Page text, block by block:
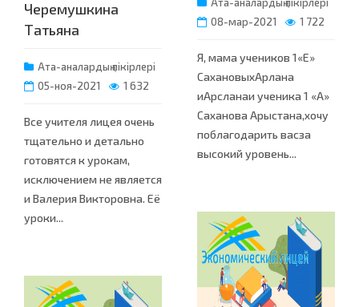
Черемушкина
Татьяна
Ата-аналардың пікірлері
05-ноя-2021
1 632
Все учителя лицея очень
тщательно и детально
готовятся к урокам,
исключением не является
и Валерия Викторовна. Её
уроки...
08-мар-2021
1 722
Я, мама учеников 1«Е»
СахановыхАрлана
иАрсланаи ученика 1 «А»
Саханова Арыстана,хочу
поблагодарить васза
высокий уровень...